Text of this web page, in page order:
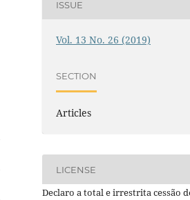
ISSUE
Vol. 13 No. 26 (2019)
SECTION
Articles
LICENSE
Declaro a total e irrestrita cessão